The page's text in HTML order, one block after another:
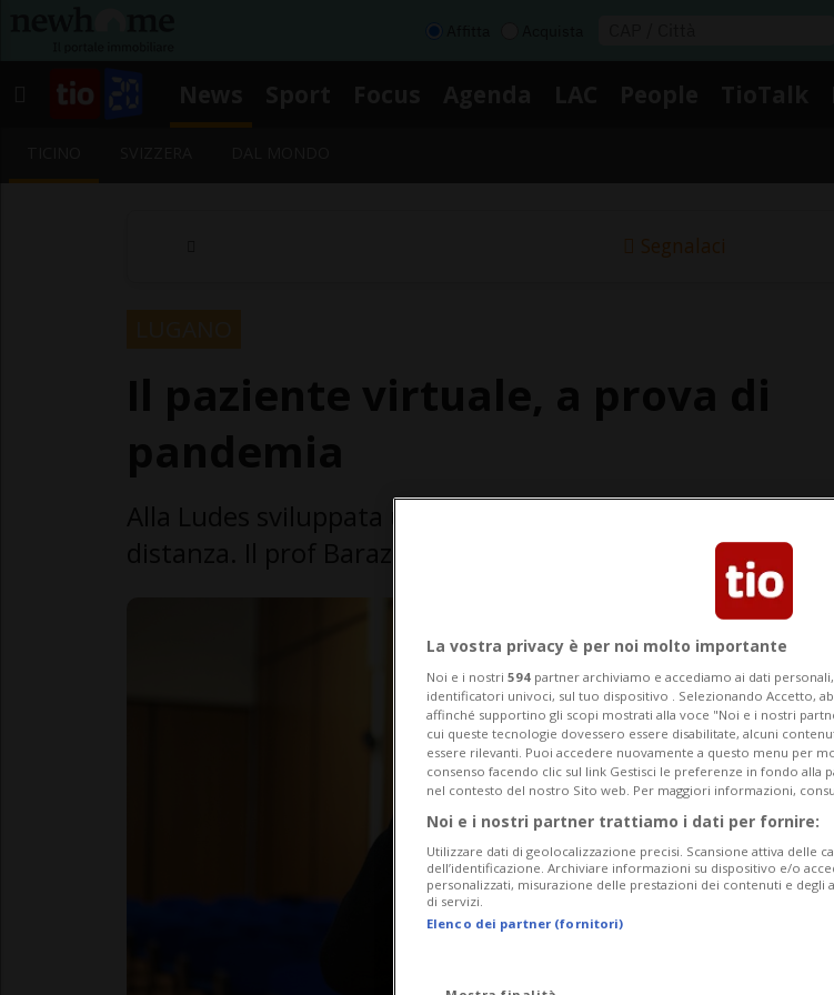
Segnalaci
distanza. Il prof Barazzetti: «Strumento per il futuro»
La vostra privacy è per noi molto importante
Noi e i nostri 594 partner archiviamo e accediamo ai dati
identificatori univoci, sul tuo dispositivo . Selezionando Accetto,
affinché supportino gli scopi mostrati alla voce "Noi e i nostri
cui queste tecnologie dovessero essere disabilitate, alcuni
essere rilevanti. Puoi accedere nuovamente a questo menu per
consenso facendo clic sul link Gestisci le preferenze in fondo alla
nel contesto del nostro Sito web. Per maggiori informazioni,
Noi e i nostri partner trattiamo i dati per fornire:
Utilizzare dati di geolocalizzazione precisi. Scansione attiva delle
dell’identificazione. Archiviare informazioni su dispositivo e/o
personalizzati, misurazione delle prestazioni dei contenuti e degli
di servizi.
Elenco dei partner (fornitori)